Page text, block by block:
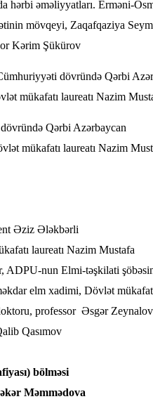
hərbi əməliyyatları. Erməni-
mövqeyi, Zaqafqaziya
Kərim Şükürov
dövründə Qərbi
mükafatı laureatı Nazim
Qərbi Azərbaycan
mükafatı laureatı Nazim
Əziz Ələkbərli
laureatı Nazim Mustafa
ADPU-nun Elmi-təşkilati
elm xadimi, Dövlət
professor Əsgər Zeynalov
Qasımov
bölməsi
Məmmədova